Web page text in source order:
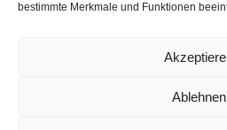
bestimmte Merkmale und Funktionen
Ablehnen
Klicke hier, um